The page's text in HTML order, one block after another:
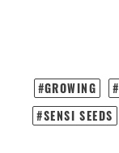
GROWING
SENSI SEEDS